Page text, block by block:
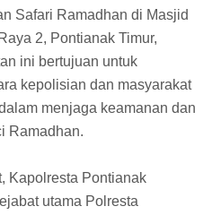
Safari Ramadhan di Masjid
2, Pontianak Timur,
ini bertujuan untuk
kepolisian dan masyarakat
menjaga keamanan dan
Ramadhan.
Kapolresta Pontianak
utama Polresta